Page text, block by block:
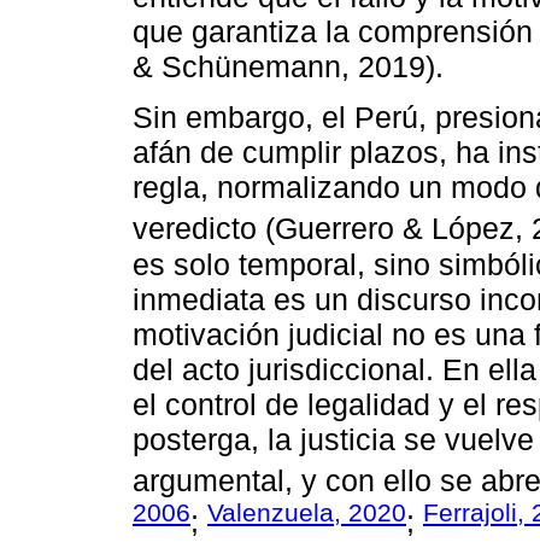
que garantiza la
& Schünemann, 2019).
Sin embargo, el Perú,
afán de cumplir plazos, ha
regla, normalizando un
veredicto (Guerrero & López,
es solo temporal, sino
inmediata es un discurso
motivación judicial no es una
del acto jurisdiccional. En
el control de legalidad y el
posterga, la justicia se
argumental, y con ello se
2006; Valenzuela, 2020; Ferrajoli,